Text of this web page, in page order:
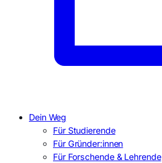
Dein Weg
Für Studierende
Für Gründer:innen
Für Forschende & Lehrende